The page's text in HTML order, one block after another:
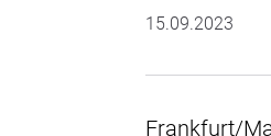
15.09.2023
Frankfurt/